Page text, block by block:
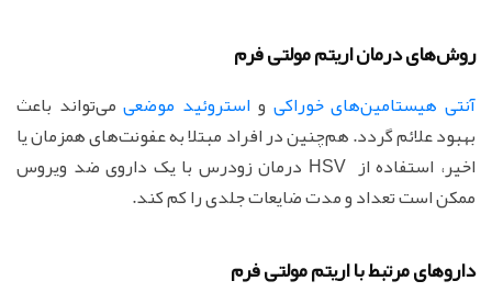
روش‌های درمان اریتم مولتی فرم
آنتی هیستامین‌های خوراکی و استروئید موضعیمی‌تواند باعث
بهبود علائم گردد. هم‌چنین در افراد مبتلا به عفونت‌های همزمان یا
اخیر، استفاده از HSV درمان زودرس با یک داروی ضد ویروس
ممکن است تعداد و مدت ضایعات جلدی را کم کند.
داروهای مرتبط با اریتم مولتی فرم